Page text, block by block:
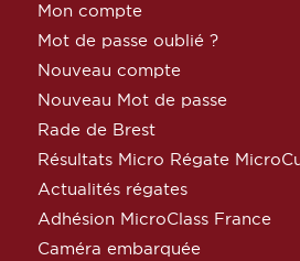
Mon compte
Mot de passe oublié ?
Nouveau compte
Nouveau Mot de passe
Rade de Brest
Résultats Micro Régate
Actualités régates
Adhésion MicroClass France
Caméra embarquée